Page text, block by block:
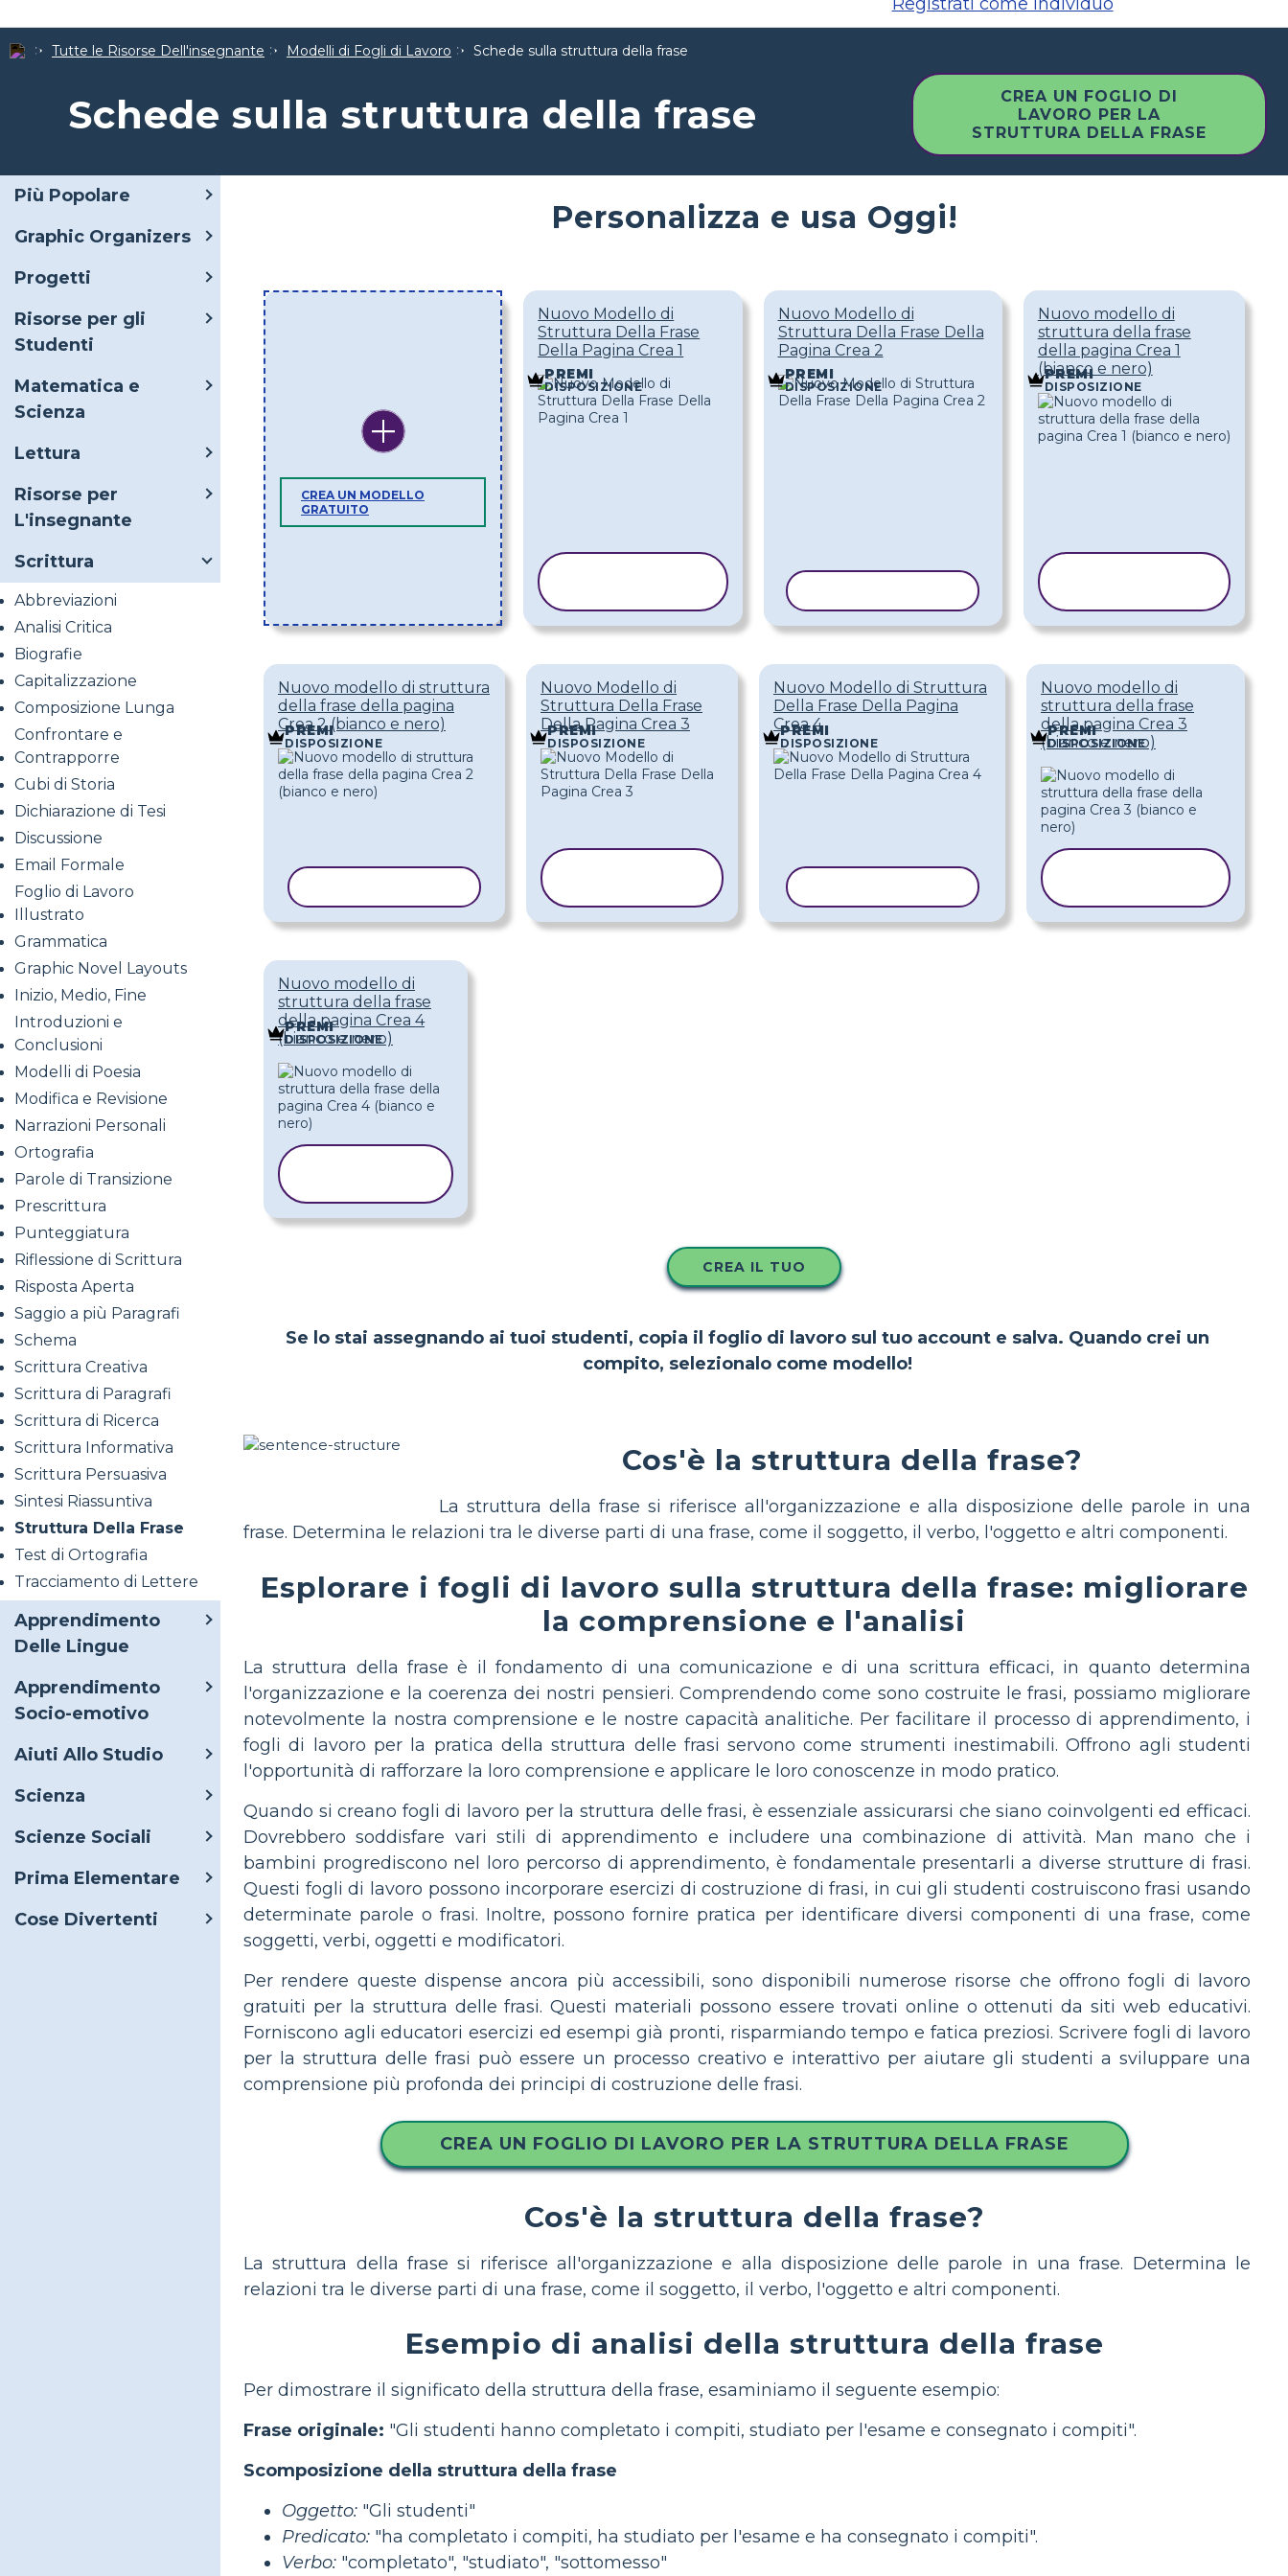
Tutte le Risorse Dell'insegnante Modelli di Fogli di Lavoro Schede sulla struttura della frase
Schede sulla struttura della frase
CREA UN FOGLIO DI
LAVORO PER LA
STRUTTURA DELLA FRASE
Più Popolare
Graphic Organizers
Progetti
Risorse per gli
Studenti
Matematica e
Scienza
Lettura
Risorse per
L'insegnante
Scrittura
Abbreviazioni
Analisi Critica
Biografie
Capitalizzazione
Composizione Lunga
Confrontare e
Contrapporre
Cubi di Storia
Dichiarazione di Tesi
Discussione
Email Formale
Foglio di Lavoro
Illustrato
Grammatica
Graphic Novel Layouts
Inizio, Medio, Fine
Introduzioni e
Conclusioni
Modelli di Poesia
Modifica e Revisione
Narrazioni Personali
Ortografia
Parole di Transizione
Prescrittura
Punteggiatura
Riflessione di Scrittura
Risposta Aperta
Saggio a più Paragrafi
Schema
Scrittura Creativa
Scrittura di Paragrafi
Scrittura di Ricerca
Scrittura Informativa
Scrittura Persuasiva
Sintesi Riassuntiva
Struttura Della Frase
Test di Ortografia
Tracciamento di Lettere
Apprendimento
Delle Lingue
Apprendimento
Socio-emotivo
Aiuti Allo Studio
Scienza
Scienze Sociali
Prima Elementare
Cose Divertenti
Personalizza e usa Oggi!
CREA UN MODELLO
GRATUITO
Nuovo Modello di
Struttura Della Frase
Della Pagina Crea 1
PREMI
DISPOSIZIONE
Nuovo Modello di
Struttura Della Frase Della
Pagina Crea 2
PREMI
DISPOSIZIONE
Nuovo modello di
struttura della frase
della pagina Crea 1
(bianco e nero)
PREMI
DISPOSIZIONE
Nuovo modello di struttura
della frase della pagina
Crea 2 (bianco e nero)
PREMI
DISPOSIZIONE
Nuovo Modello di
Struttura Della Frase
Della Pagina Crea 3
PREMI
DISPOSIZIONE
Nuovo Modello di Struttura
Della Frase Della Pagina
Crea 4
PREMI
DISPOSIZIONE
Nuovo modello di
struttura della frase
della pagina Crea 3
(bianco e nero)
PREMI
DISPOSIZIONE
Nuovo modello di
struttura della frase
della pagina Crea 4
(bianco e nero)
PREMI
DISPOSIZIONE
CREA IL TUO
Se lo stai assegnando ai tuoi studenti, copia il foglio di lavoro sul tuo account e salva. Quando crei un
compito, selezionalo come modello!
Cos'è la struttura della frase?
La struttura della frase si riferisce all'organizzazione e alla disposizione delle parole in una
frase. Determina le relazioni tra le diverse parti di una frase, come il soggetto, il verbo, l'oggetto e altri componenti.
Esplorare i fogli di lavoro sulla struttura della frase: migliorare
la comprensione e l'analisi
La struttura della frase è il fondamento di una comunicazione e di una scrittura efficaci, in quanto determina
l'organizzazione e la coerenza dei nostri pensieri. Comprendendo come sono costruite le frasi, possiamo migliorare
notevolmente la nostra comprensione e le nostre capacità analitiche. Per facilitare il processo di apprendimento, i
fogli di lavoro per la pratica della struttura delle frasi servono come strumenti inestimabili. Offrono agli studenti
l'opportunità di rafforzare la loro comprensione e applicare le loro conoscenze in modo pratico.
Quando si creano fogli di lavoro per la struttura delle frasi, è essenziale assicurarsi che siano coinvolgenti ed efficaci.
Dovrebbero soddisfare vari stili di apprendimento e includere una combinazione di attività. Man mano che i
bambini progrediscono nel loro percorso di apprendimento, è fondamentale presentarli a diverse strutture di frasi.
Questi fogli di lavoro possono incorporare esercizi di costruzione di frasi, in cui gli studenti costruiscono frasi usando
determinate parole o frasi. Inoltre, possono fornire pratica per identificare diversi componenti di una frase, come
soggetti, verbi, oggetti e modificatori.
Per rendere queste dispense ancora più accessibili, sono disponibili numerose risorse che offrono fogli di lavoro
gratuiti per la struttura delle frasi. Questi materiali possono essere trovati online o ottenuti da siti web educativi.
Forniscono agli educatori esercizi ed esempi già pronti, risparmiando tempo e fatica preziosi. Scrivere fogli di lavoro
per la struttura delle frasi può essere un processo creativo e interattivo per aiutare gli studenti a sviluppare una
comprensione più profonda dei principi di costruzione delle frasi.
CREA UN FOGLIO DI LAVORO PER LA STRUTTURA DELLA FRASE
Cos'è la struttura della frase?
La struttura della frase si riferisce all'organizzazione e alla disposizione delle parole in una frase. Determina le
relazioni tra le diverse parti di una frase, come il soggetto, il verbo, l'oggetto e altri componenti.
Esempio di analisi della struttura della frase
Per dimostrare il significato della struttura della frase, esaminiamo il seguente esempio:
Frase originale: "Gli studenti hanno completato i compiti, studiato per l'esame e consegnato i compiti".
Scomposizione della struttura della frase
Oggetto: "Gli studenti"
Predicato: "ha completato i compiti, ha studiato per l'esame e ha consegnato i compiti".
Verbo: "completato", "studiato", "sottomesso"